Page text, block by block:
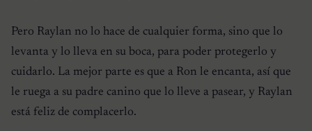
Pero Raylan no lo hace de cualquier forma, sino que lo
levanta y lo lleva en su boca, para poder protegerlo y
cuidarlo. La mejor parte es que a Ron le encanta, así que
le ruega a su padre canino que lo lleve a pasear, y Raylan
está feliz de complacerlo.